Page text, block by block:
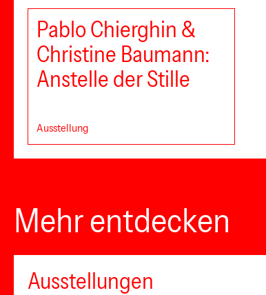
Pablo Chierghin &
Christine Baumann:
Anstelle der Stille
Ausstellung
Mehr entdecken
Ausstellungen